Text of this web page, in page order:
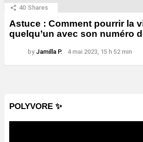
40 Shares
Astuce : Comment pourrir la
quelqu’un avec son numéro
by Jamilla P. 4 mai 2023, 15 h 52 min
POLYVORE ✨